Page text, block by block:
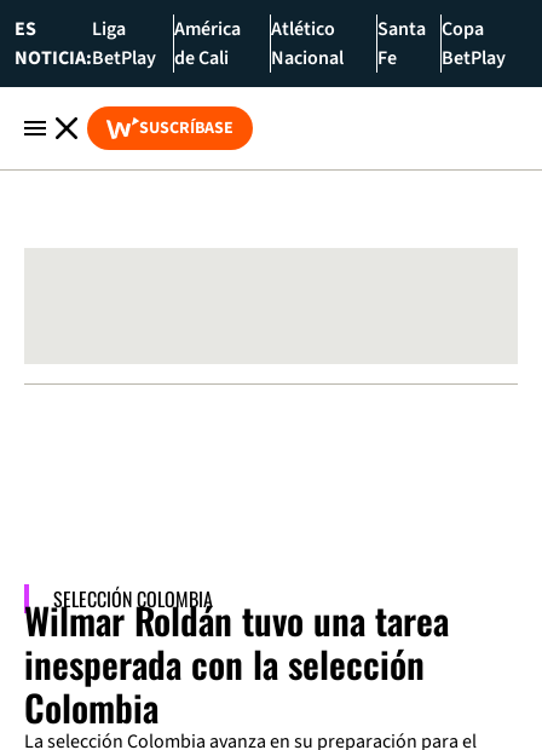
ES
NOTICIA:
Liga
BetPlay
América
de Cali
Atlético
Nacional
Santa
Fe
Copa
BetPlay
SUSCRÍBASE
SELECCIÓN COLOMBIA
Wilmar Roldán tuvo una tarea
inesperada con la selección
Colombia
La selección Colombia avanza en su preparación para el